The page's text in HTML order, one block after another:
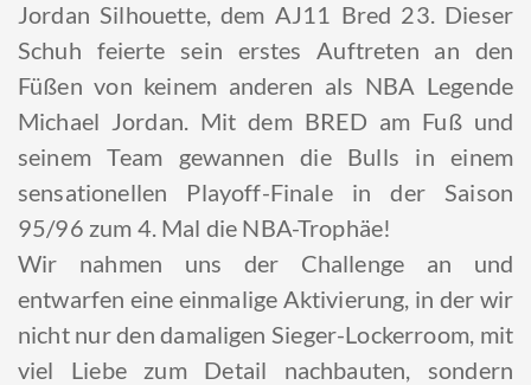
Jordan Silhouette, dem AJ11 Bred 23. Dieser
Schuh feierte sein erstes Auftreten an den
Füßen von keinem anderen als NBA Legende
Michael Jordan. Mit dem BRED am Fuß und
seinem Team gewannen die Bulls in einem
sensationellen Playoff-Finale in der Saison
95/96 zum 4. Mal die NBA-Trophäe!
Wir nahmen uns der Challenge an und
entwarfen eine einmalige Aktivierung, in der wir
nicht nur den damaligen Sieger-Lockerroom, mit
viel Liebe zum Detail nachbauten, sondern